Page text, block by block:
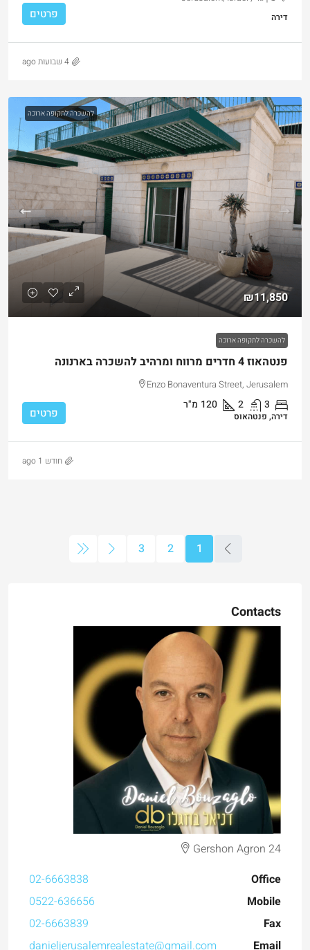
דירה פרטים
4 שבועות ago
להשכרה לתקופה ארוכה
₪11,850
להשכרה לתקופה ארוכה
פנטהאוז 4 חדרים מרווח ומרהיב להשכרה בארנונה
Enzo Bonaventura Street, Jerusalem
3
2
120 מ"ר
דירה, פנטהאוס פרטים
חודש 1 ago
1
2
3
Contacts
Gershon Agron 24
Office
02-6663838
Mobile
0522-636656
Fax
02-6663839
Email
danieljerusalemrealestate@gmail.com